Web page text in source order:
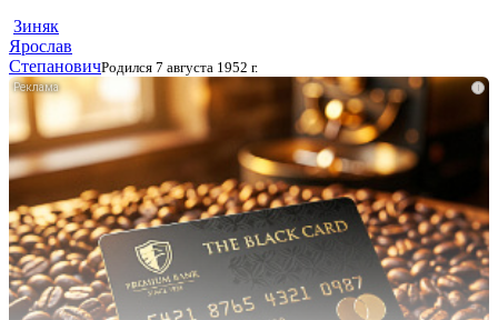
Зиняк
Ярослав
СтепановичРодился 7 августа 1952 г.
i